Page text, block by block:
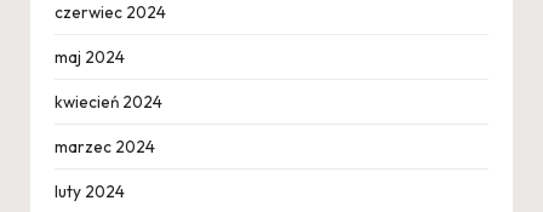
czerwiec 2024
maj 2024
kwiecień 2024
marzec 2024
luty 2024